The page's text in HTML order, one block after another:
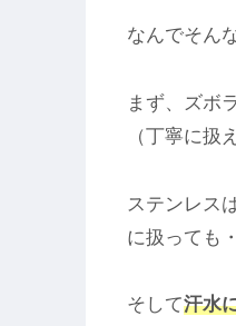
なんでそん
まず、ズボ
（丁寧に扱
ステンレス
に扱っても
そして汗水